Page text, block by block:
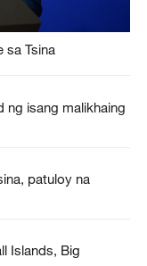
sa Tsina
ng isang malikhaing
patuloy na
Islands, Big